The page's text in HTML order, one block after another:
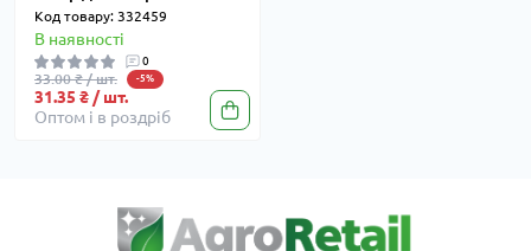
Код товару: 332459
В наявності
0
33.00 ₴ / шт. -5%
31.35 ₴ / шт.
Оптом і в роздріб